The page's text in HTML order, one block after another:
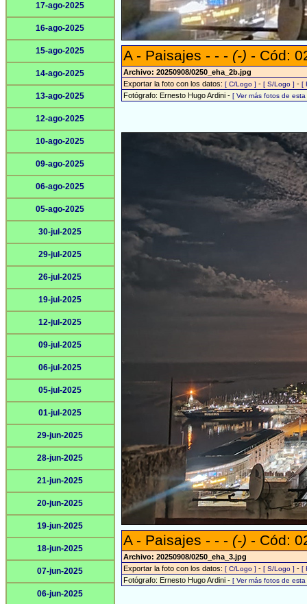
17-ago-2025
16-ago-2025
15-ago-2025
14-ago-2025
13-ago-2025
12-ago-2025
10-ago-2025
09-ago-2025
06-ago-2025
05-ago-2025
30-jul-2025
29-jul-2025
26-jul-2025
19-jul-2025
12-jul-2025
09-jul-2025
06-jul-2025
05-jul-2025
01-jul-2025
29-jun-2025
28-jun-2025
21-jun-2025
20-jun-2025
19-jun-2025
18-jun-2025
07-jun-2025
06-jun-2025
A - Paisajes - - - (-) - Cód:
Archivo: 20250908/0250_eha_2b.jpg
Exportar la foto con los datos: [ C/Logo ] - [ S/Logo ] - [
Fotógrafo: Ernesto Hugo Ardini - [ Ver más fotos de
A - Paisajes - - - (-) - Cód:
Archivo: 20250908/0250_eha_3.jpg
Exportar la foto con los datos: [ C/Logo ] - [ S/Logo ] - [
Fotógrafo: Ernesto Hugo Ardini - [ Ver más fotos de